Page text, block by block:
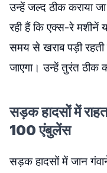
उन्हें जल्द ठीक कराया
रही हैं कि एक्स-रे
समय से खराब पड़ी रहती
जाएगा। उन्हें तुरंत ठीक
सड़क हादसों में
100 एंबुलेंस
सड़क हादसों में जान